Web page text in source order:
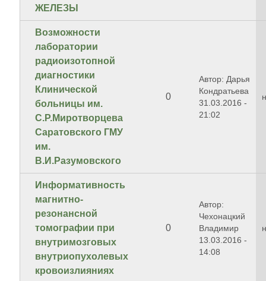
ЖЕЛЕЗЫ
Возможности
лаборатории
радиоизотопной
диагностики
Клинической
больницы им.
С.Р.Миротворцева
Саратовского ГМУ
им.
В.И.Разумовского
0
Автор: Дарья
Кондратьева
31.03.2016 -
21:02
Информативность
магнитно-
резонансной
томографии при
внутримозговых
внутриопухолевых
кровоизлияниях
0
Автор:
Чехонацкий
Владимир
13.03.2016 -
14:08